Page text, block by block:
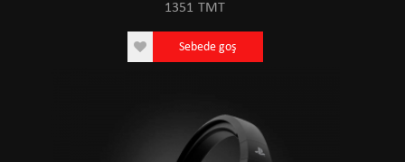
1351 TMT
Sebede goş